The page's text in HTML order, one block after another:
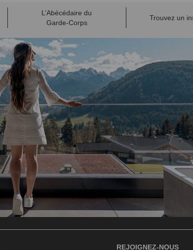
L’Abécédaire du
Garde-Corps
Trouvez un
REJOIGNEZ-NOUS